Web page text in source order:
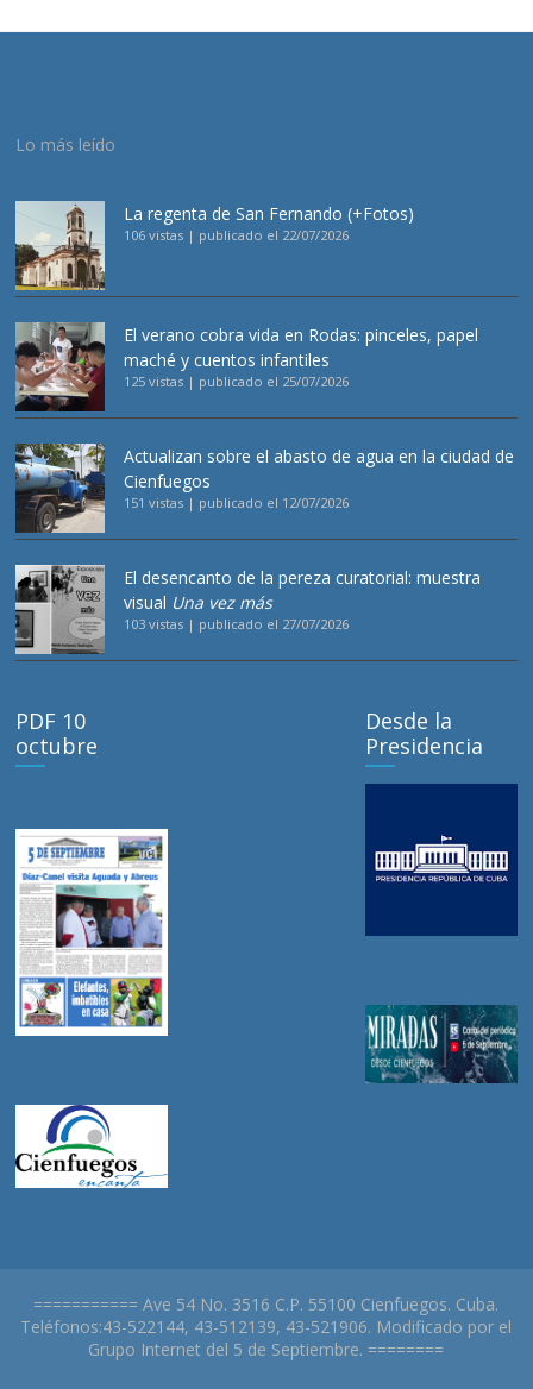
Lo más leído
La regenta de San Fernando (+Fotos)
106 vistas | publicado el 22/07/2026
El verano cobra vida en Rodas: pinceles, papel
maché y cuentos infantiles
125 vistas | publicado el 25/07/2026
Actualizan sobre el abasto de agua en la ciudad de
Cienfuegos
151 vistas | publicado el 12/07/2026
El desencanto de la pereza curatorial: muestra
visual Una vez más
103 vistas | publicado el 27/07/2026
PDF 10
octubre
Desde la
Presidencia
=========== Ave 54 No. 3516 C.P. 55100 Cienfuegos. Cuba.
Teléfonos:43-522144, 43-512139, 43-521906. Modificado por el
Grupo Internet del 5 de Septiembre. ========